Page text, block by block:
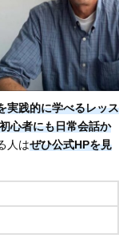
実践的に学べるレッス
初心者にも日常会話か
人はぜひ公式HPを見